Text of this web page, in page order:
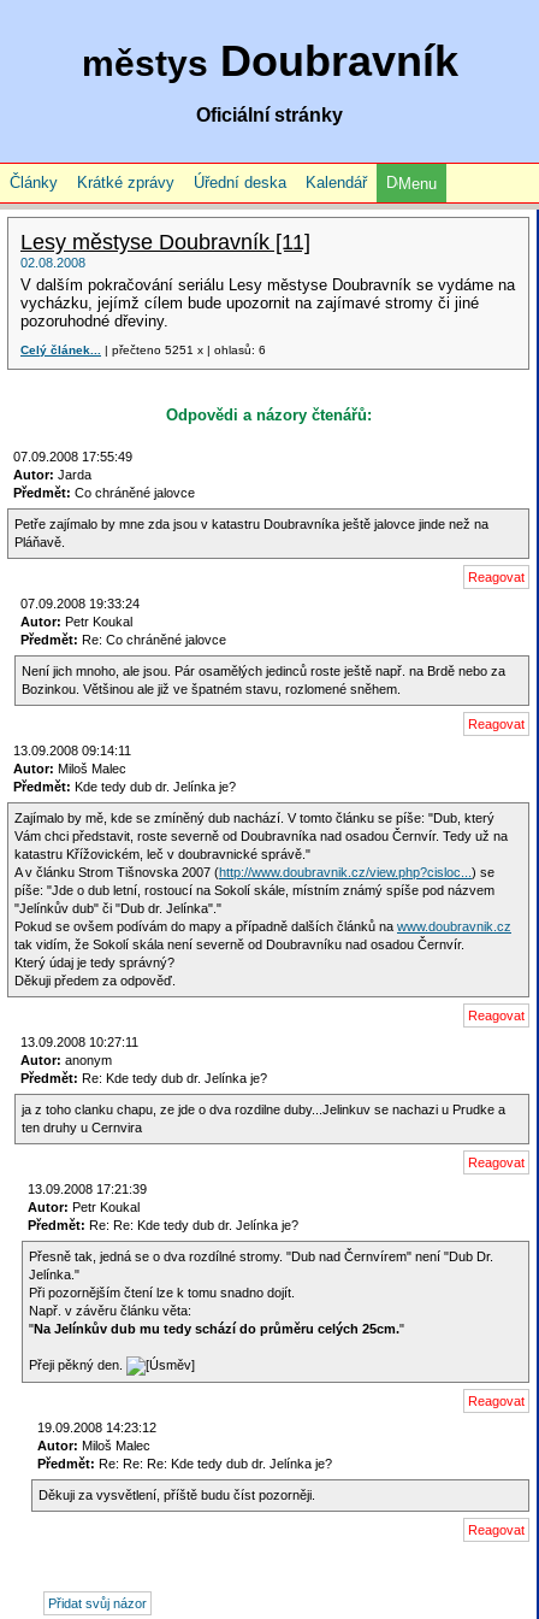
městys Doubravník
Oficiální stránky
Články Krátké zprávy Úřední deska Kalendář Menu
Lesy městyse Doubravník [11]
02.08.2008
V dalším pokračování seriálu Lesy městyse Doubravník se vydáme na
vycházku, jejímž cílem bude upozornit na zajímavé stromy či jiné
pozoruhodné dřeviny.
Celý článek... | přečteno 5251 x | ohlasů: 6
Odpovědi a názory čtenářů:
07.09.2008 17:55:49
Autor: Jarda
Předmět: Co chráněné jalovce
Petře zajímalo by mne zda jsou v katastru Doubravníka ještě jalovce jinde než na
Pláňavě.
07.09.2008 19:33:24
Autor: Petr Koukal
Předmět: Re: Co chráněné jalovce
Není jich mnoho, ale jsou. Pár osamělých jedinců roste ještě např. na Brdě nebo za
Bozinkou. Většinou ale již ve špatném stavu, rozlomené sněhem.
13.09.2008 09:14:11
Autor: Miloš Malec
Předmět: Kde tedy dub dr. Jelínka je?
Zajímalo by mě, kde se zmíněný dub nachází. V tomto článku se píše: "Dub, který
Vám chci představit, roste severně od Doubravníka nad osadou Černvír. Tedy už na
katastru Křížovickém, leč v doubravnické správě."
A v článku Strom Tišnovska 2007 (http://www.doubravnik.cz/view.php?cisloc... ) se
píše: "Jde o dub letní, rostoucí na Sokolí skále, místním známý spíše pod názvem
"Jelínkův dub" či "Dub dr. Jelínka"."
Pokud se ovšem podívám do mapy a případně dalších článků na www.doubravnik.cz
tak vidím, že Sokolí skála není severně od Doubravníku nad osadou Černvír.
Který údaj je tedy správný?
Děkuji předem za odpověď.
13.09.2008 10:27:11
Autor: anonym
Předmět: Re: Kde tedy dub dr. Jelínka je?
ja z toho clanku chapu, ze jde o dva rozdilne duby...Jelinkuv se nachazi u Prudke a
ten druhy u Cernvira
13.09.2008 17:21:39
Autor: Petr Koukal
Předmět: Re: Re: Kde tedy dub dr. Jelínka je?
Přesně tak, jedná se o dva rozdílné stromy. "Dub nad Černvírem" není "Dub Dr.
Jelínka."
Při pozornějším čtení lze k tomu snadno dojít.
Např. v závěru článku věta:
"Na Jelínkův dub mu tedy schází do průměru celých 25cm."
Přeji pěkný den.
19.09.2008 14:23:12
Autor: Miloš Malec
Předmět: Re: Re: Re: Kde tedy dub dr. Jelínka je?
Děkuji za vysvětlení, příště budu číst pozorněji.